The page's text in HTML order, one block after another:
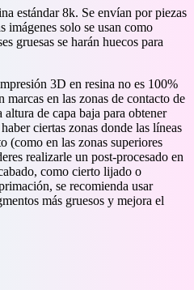
estándar 8k. Se envían por piezas
imágenes solo se usan como
gruesas se harán huecos para
3D en resina no es 100%
marcas en las zonas de contacto de
altura de capa baja para obtener
ciertas zonas donde las líneas
(como en las zonas superiores
realizarle un post-procesado en
como cierto lijado o
se recomienda usar
más gruesos y mejora el